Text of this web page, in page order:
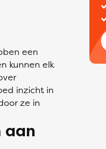
een
kunnen elk
inzicht in
ze in
aan